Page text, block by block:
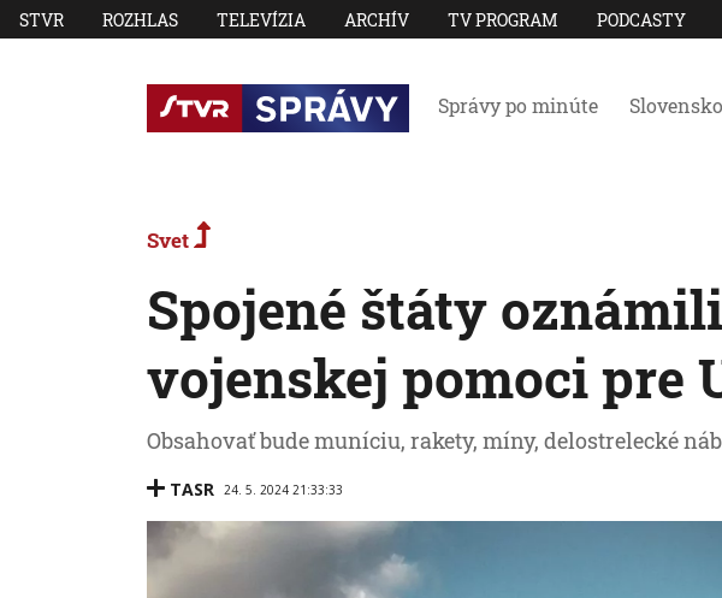
STVR ROZHLAS TELEVÍZIA ARCHÍV TV PROGRAM PODCASTY
Správy po minúte Slovensko
Svet
Spojené štáty
vojenskej pomoci pre
Obsahovať bude muníciu, rakety, míny, delostrelecké
TASR 24. 5. 2024 21:33:33